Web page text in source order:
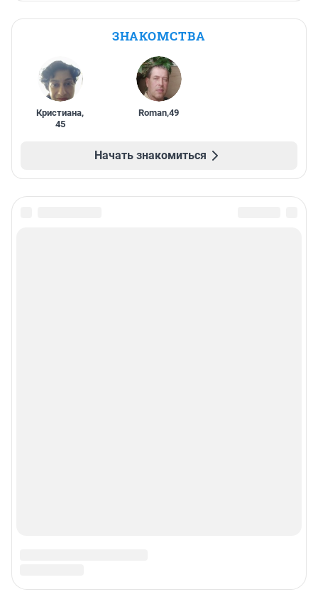
ЗНАКОМСТВА
Кристиана,
45
Roman,49
Начать знакомиться